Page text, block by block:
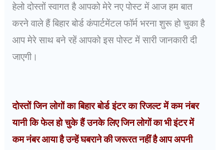
हेलो दोस्तों स्वागत है आपको मेरे नए पोस्ट में आज हम बात
करने वाले हैं बिहार बोर्ड कंपार्टमेंटल फॉर्म भरना शुरू हो चुका है
आप मेरे साथ बने रहें आपको इस पोस्ट में सारी जानकारी दी
जाएगी।
दोस्तों जिन लोगों का बिहार बोर्ड इंटर का रिजल्ट में कम नंबर
यानी कि फेल हो चुके हैं उनके लिएजिन लोगों का भी इंटर में
कम नंबर आया है उन्हें घबराने की जरूरत नहीं है आप अपनी